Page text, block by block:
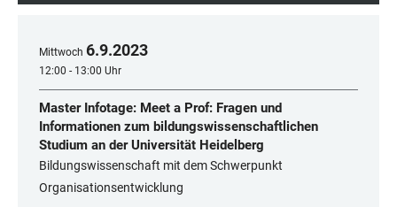
Mittwoch 6.9.2023
12:00 - 13:00 Uhr
Master Infotage: Meet a Prof: Fragen und
Informationen zum bildungswissenschaftlichen
Studium an der Universität Heidelberg
Bildungswissenschaft mit dem Schwerpunkt
Organisationsentwicklung